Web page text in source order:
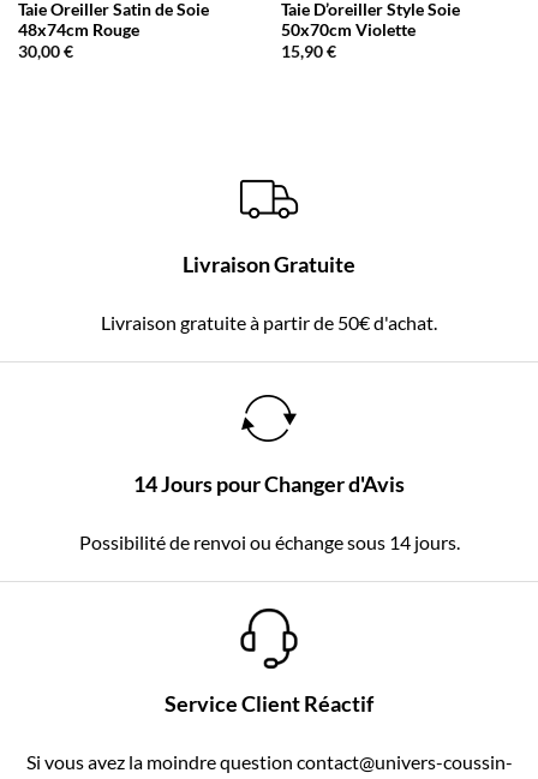
Taie Oreiller Satin de Soie
48x74cm Rouge
30,00€
Taie D’oreiller Style Soie
50x70cm Violette
15,90€
Livraison Gratuite
Livraison gratuite à partir de 50€ d'achat.
14 Jours pour Changer d'Avis
Possibilité de renvoi ou échange sous 14 jours.
Service Client Réactif
Si vous avez la moindre question contact@univers-coussin-